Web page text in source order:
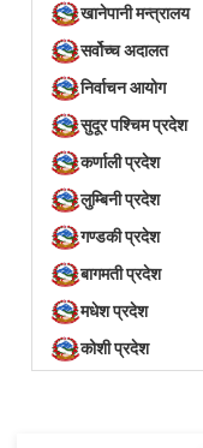
खानेपानी मन्त्रालय
सर्वोच्च अदालत
निर्वाचन आयोग
सुदूर पश्चिम प्रदेश
कर्णाली प्रदेश
लुम्बिनी प्रदेश
गण्डकी प्रदेश
बागमती प्रदेश
मधेश प्रदेश
कोशी प्रदेश